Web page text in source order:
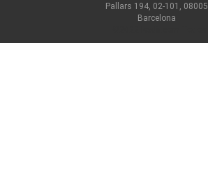
Pallars 194, 02-101, 08005
Barcelona